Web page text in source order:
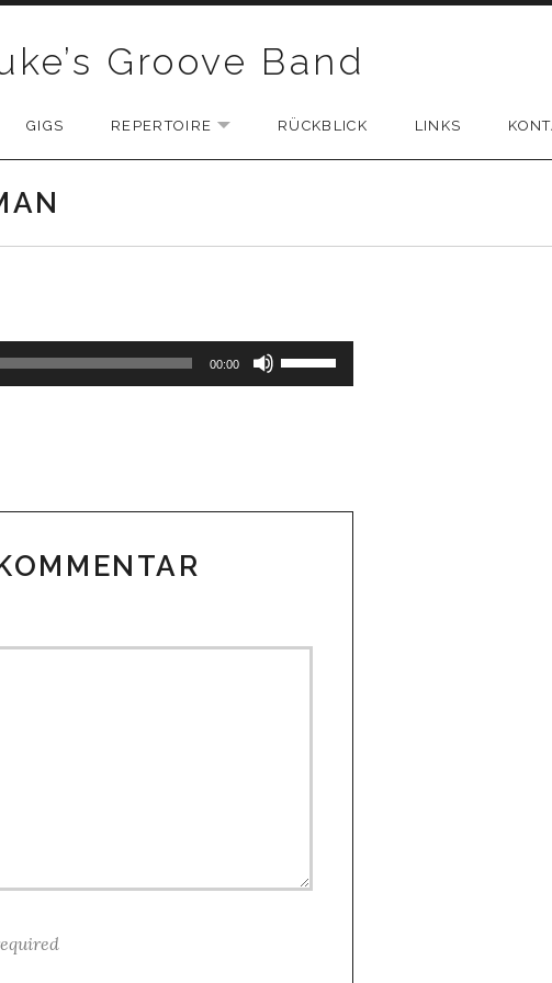
Groove Band
GIGS REPERTOIRE EXPAND SUBMENU
RÜCKBLICK LINKS
00:00 Pfeiltasten Hoch/Runter